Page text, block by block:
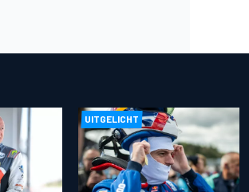
UITGELICHT